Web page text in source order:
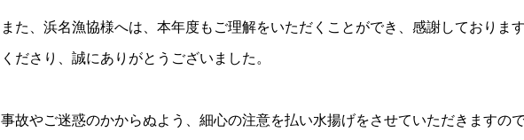
また、浜名漁協様へは、本年度もご理解をいただくことができ、感謝しておりま
くださり、誠にありがとうございました。
事故やご迷惑のかからぬよう、細心の注意を払い水揚げをさせていただきますので